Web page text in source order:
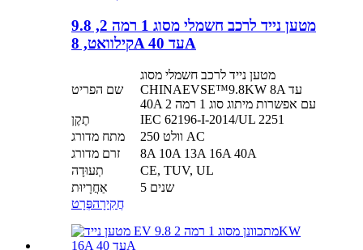
מטען נייד לרכב חשמלי מסוג 1 רמה 2, 9.8
קילוואט, 8A עד 40A
שם הפריט
מטען נייד לרכב חשמלי מסוג
CHINAEVSE™️9.8KW 8A עד
40A עם אפשרות מיתוג סוג 1 רמה 2
תֶקֶן
IEC 62196-I-2014/UL 2251
מתח מדורג
250 וולט AC
זרם מדורג
8A 10A 13A 16A 40A
תְעוּדָה
CE, TUV, UL
אַחֲרָיוּת
5 שנים
חֲקִירָהפְּרָט